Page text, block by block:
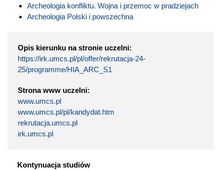
Archeologia konfliktu. Wojna i przemoc w pradziejach
Archeologia Polski i powszechna
Opis kierunku na stronie uczelni:
https://irk.umcs.pl/pl/offer/rekrutacja-24-
25/programme/HIA_ARC_S1
Strona www uczelni:
www.umcs.pl
www.umcs.pl/pl/kandydat.htm
rekrutacja.umcs.pl
irk.umcs.pl
Kontynuacja studiów